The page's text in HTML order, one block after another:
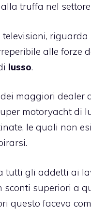
truffa nel
riguarda
alle forze
lusso.
maggiori dealer
motoryacht di
le quali non
tutti gli addetti ai
sconti superiori a
questo faceva